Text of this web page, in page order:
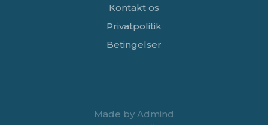
Kontakt os
Privatpolitik
Betingelser
Made by Admind